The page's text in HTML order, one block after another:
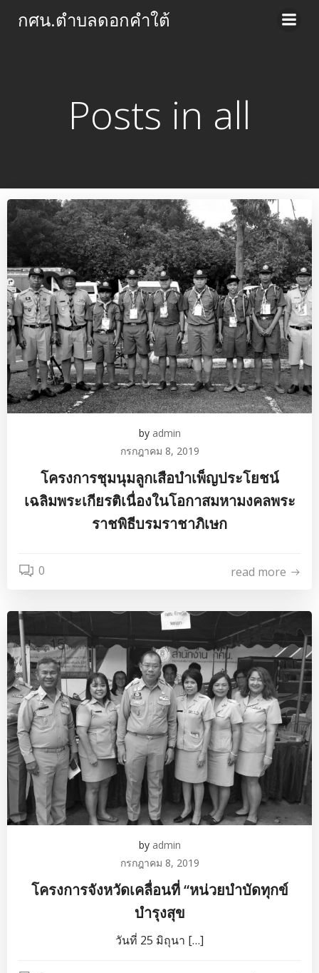
to
กศน.ตำบลดอกคำใต้
Posts in all
by admin
กรกฎาคม 8, 2019
โครงการชุมนุมลูกเสือบำเพ็ญประโยชน์
เฉลิมพระเกียรติเนื่องในโอกาสมหามงคลพระ
ราชพิธีบรมราชาภิเษก
0 read more
by admin
กรกฎาคม 8, 2019
โครงการจังหวัดเคลื่อนที่ “หน่วยบำบัดทุกข์
บำรุงสุข
วันที่ 25 มิถุนา […]